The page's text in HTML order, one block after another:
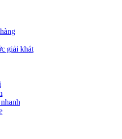
giải khát